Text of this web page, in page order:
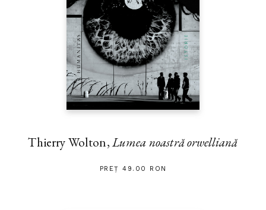
Thierry Wolton,Lumea noastră orwelliană
PREȚ 49.00 RON